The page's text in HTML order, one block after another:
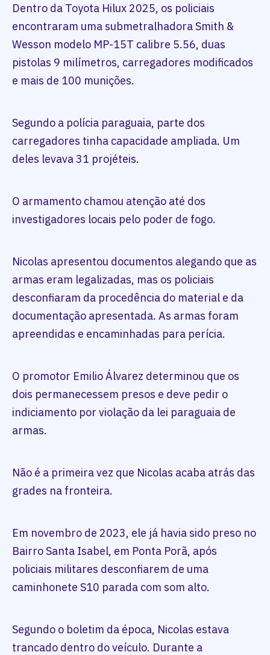
Dentro da Toyota Hilux 2025, os policiais
encontraram uma submetralhadora Smith &
Wesson modelo MP-15T calibre 5.56, duas
pistolas 9 milímetros, carregadores modificados
e mais de 100 munições.
Segundo a polícia paraguaia, parte dos
carregadores tinha capacidade ampliada. Um
deles levava 31 projéteis.
O armamento chamou atenção até dos
investigadores locais pelo poder de fogo.
Nicolas apresentou documentos alegando que as
armas eram legalizadas, mas os policiais
desconfiaram da procedência do material e da
documentação apresentada. As armas foram
apreendidas e encaminhadas para perícia.
O promotor Emilio Álvarez determinou que os
dois permanecessem presos e deve pedir o
indiciamento por violação da lei paraguaia de
armas.
Não é a primeira vez que Nicolas acaba atrás das
grades na fronteira.
Em novembro de 2023, ele já havia sido preso no
Bairro Santa Isabel, em Ponta Porã, após
policiais militares desconfiarem de uma
caminhonete S10 parada com som alto.
Segundo o boletim da época, Nicolas estava
trancado dentro do veículo. Durante a